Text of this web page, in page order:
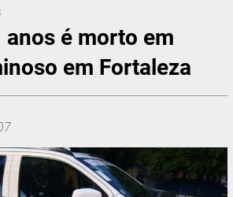
anos é morto em
em Fortaleza